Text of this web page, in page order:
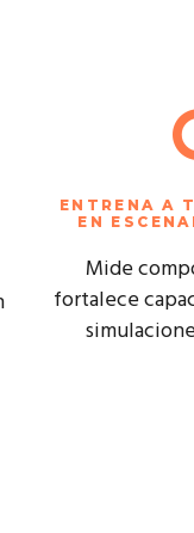
ENTRENA A
EN
Mide
fortalece